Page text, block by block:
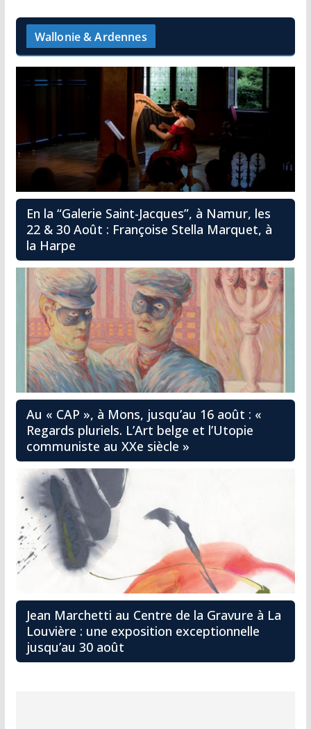
Wallonie & Ardennes
En la “Galerie Saint-Jacques”, à Namur, les
22 & 30 Août : Françoise Stella Marquet, à
la Harpe
Au « CAP », à Mons, jusqu’au 16 août : «
Regards pluriels. L’Art belge et l’Utopie
communiste au XXe siècle »
Jean Marchetti au Centre de la Gravure à La
Louvière : une exposition exceptionnelle
jusqu’au 30 août